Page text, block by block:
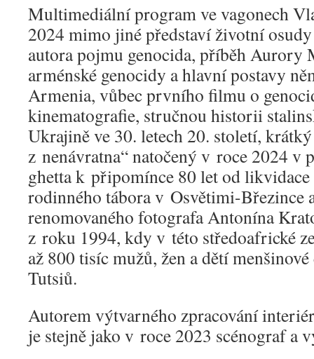
Multimediální program ve vagonech
2024 mimo jiné představí životní
autora pojmu genocida, příběh Aurory
arménské genocidy a hlavní postavy
Armenia, vůbec prvního filmu o
kinematografie, stručnou historii
Ukrajině ve 30. letech 20. století,
z nenávratna“ natočený v roce 2024 v
ghetta k připomínce 80 let od likvidace
rodinného tábora v Osvětimi-Březince
renomovaného fotografa Antonína
z roku 1994, kdy v této středoafrické
až 800 tisíc mužů, žen a dětí
Tutsiů.
Autorem výtvarného zpracování
je stejně jako v roce 2023 scénograf a